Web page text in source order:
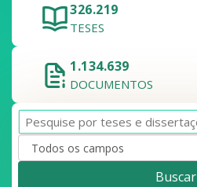
326.219
TESES
1.134.639
DOCUMENTOS
Buscar